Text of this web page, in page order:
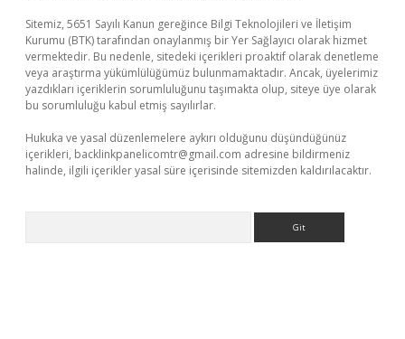
Sitemiz, 5651 Sayılı Kanun gereğince Bilgi Teknolojileri ve İletişim
Kurumu (BTK) tarafından onaylanmış bir Yer Sağlayıcı olarak hizmet
vermektedir. Bu nedenle, sitedeki içerikleri proaktif olarak denetleme
veya araştırma yükümlülüğümüz bulunmamaktadır. Ancak, üyelerimiz
yazdıkları içeriklerin sorumluluğunu taşımakta olup, siteye üye olarak
bu sorumluluğu kabul etmiş sayılırlar.
Hukuka ve yasal düzenlemelere aykırı olduğunu düşündüğünüz
içerikleri, backlinkpanelicomtr@gmail.com adresine bildirmeniz
halinde, ilgili içerikler yasal süre içerisinde sitemizden kaldırılacaktır.